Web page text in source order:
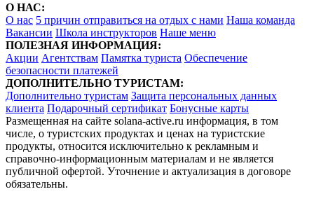
О НАС:
О нас 5 причин отправиться на отдых с нами Наша команда
Вакансии Школа инструкторов Наше меню
ПОЛЕЗНАЯ ИНФОРМАЦИЯ:
Акции Агентствам Памятка туриста Обеспечение
безопасности платежей
ДОПОЛНИТЕЛЬНО ТУРИСТАМ:
Дополнительно туристам Защита персональных данных
клиента Подарочный сертификат Бонусные карты
Размещенная на сайте solana-active.ru информация, в том
числе, о туристских продуктах и ценах на туристские
продукты, относится исключительно к рекламным и
справочно-информационным материалам и не является
публичной офертой. Уточнение и актуализация в договоре
обязательны.